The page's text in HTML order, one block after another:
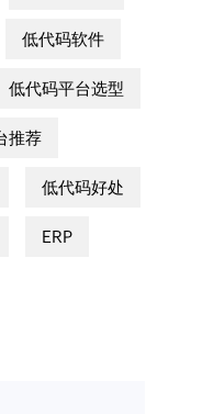
低代码软件
低代码平台选型
推荐
低代码好处
ERP